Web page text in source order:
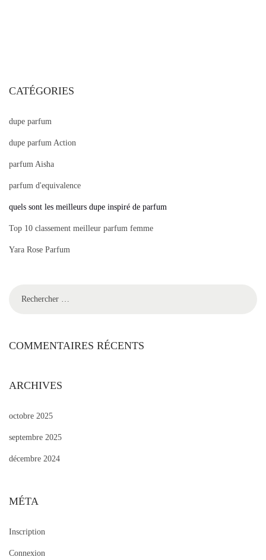
CATÉGORIES
dupe parfum
dupe parfum Action
parfum Aisha
parfum d'equivalence
quels sont les meilleurs dupe inspiré de parfum
Top 10 classement meilleur parfum femme
Yara Rose Parfum
COMMENTAIRES RÉCENTS
ARCHIVES
octobre 2025
septembre 2025
décembre 2024
MÉTA
Inscription
Connexion